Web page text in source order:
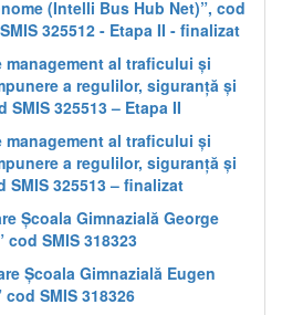
(Intelli Bus Hub Net)”, cod
325512 - Etapa II - finalizat
management al traficului și
a regulilor, siguranță și
SMIS 325513 – Etapa II
management al traficului și
a regulilor, siguranță și
SMIS 325513 – finalizat
Școala Gimnazială George
cod SMIS 318323
Școala Gimnazială Eugen
SMIS 318326